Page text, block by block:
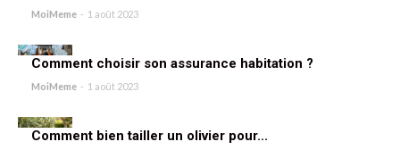
MoiMeme - 1 août 2023
Comment choisir son assurance habitation ?
MoiMeme - 1 août 2023
Comment bien tailler un olivier pour...